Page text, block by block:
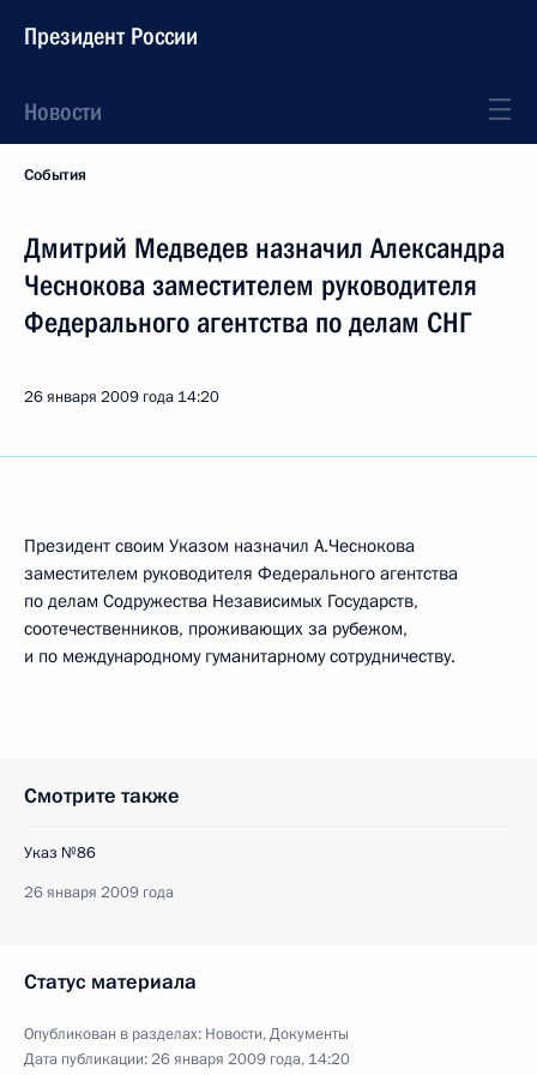
Президент России
Новости
События
Дмитрий Медведев назначил Александра
Чеснокова заместителем руководителя
Федерального агентства по делам СНГ
26 января 2009 года 14:20
Президент своим Указом назначил А.Чеснокова
заместителем руководителя Федерального агентства
по делам Содружества Независимых Государств,
соотечественников, проживающих за рубежом,
и по международному гуманитарному сотрудничеству.
Смотрите также
Указ №86
26 января 2009 года
Статус материала
Опубликован в разделах: Новости,Документы
Дата публикации:26 января 2009 года, 14:20